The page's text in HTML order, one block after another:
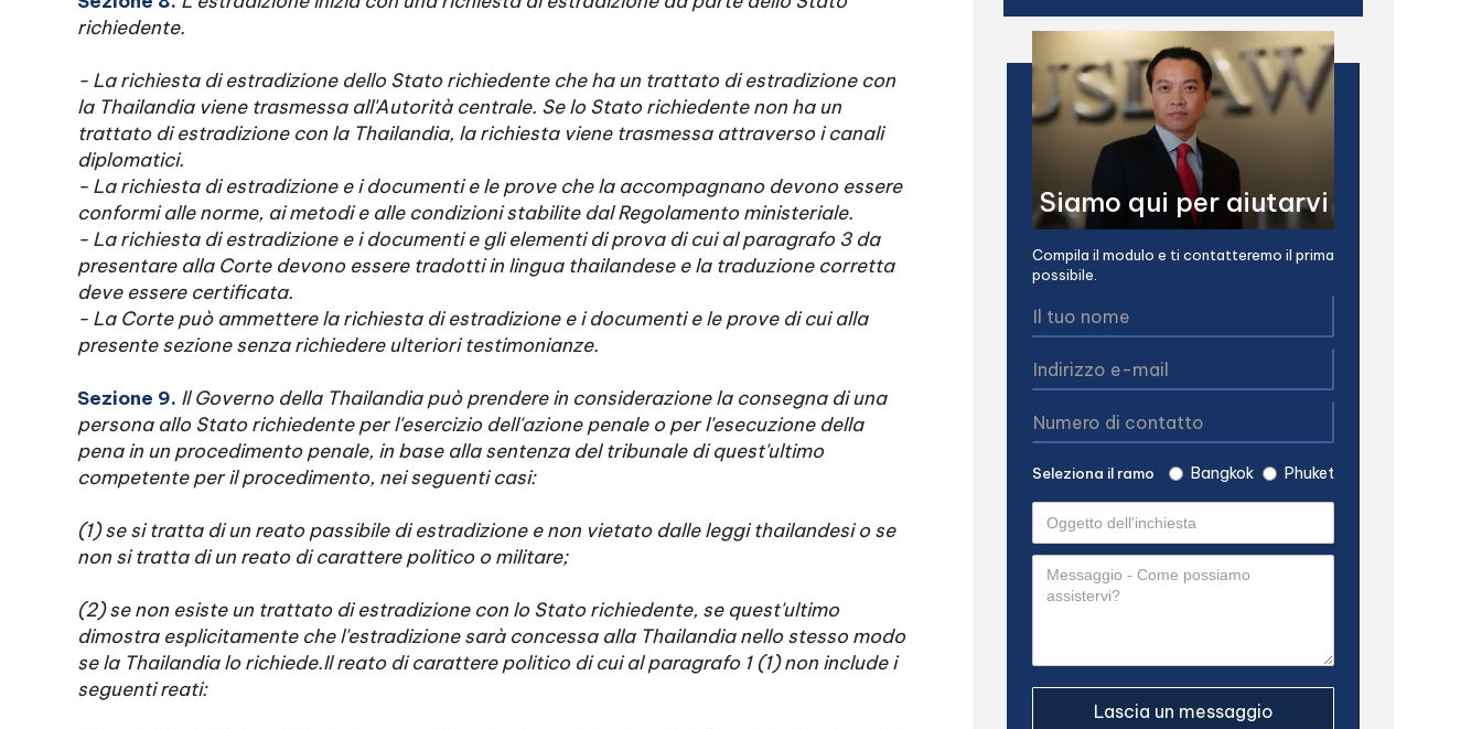
richiedente.
- La richiesta di estradizione dello Stato richiedente che ha un trattato di estradizione con
la Thailandia viene trasmessa all'Autorità centrale. Se lo Stato richiedente non ha un
trattato di estradizione con la Thailandia, la richiesta viene trasmessa attraverso i canali
diplomatici.
- La richiesta di estradizione e i documenti e le prove che la accompagnano devono essere
conformi alle norme, ai metodi e alle condizioni stabilite dal Regolamento ministeriale.
- La richiesta di estradizione e i documenti e gli elementi di prova di cui al paragrafo 3 da
presentare alla Corte devono essere tradotti in lingua thailandese e la traduzione corretta
deve essere certificata.
- La Corte può ammettere la richiesta di estradizione e i documenti e le prove di cui alla
presente sezione senza richiedere ulteriori testimonianze.
Sezione 9. Il Governo della Thailandia può prendere in considerazione la consegna di una
persona allo Stato richiedente per l'esercizio dell'azione penale o per l'esecuzione della
pena in un procedimento penale, in base alla sentenza del tribunale di quest'ultimo
competente per il procedimento, nei seguenti casi:
(1) se si tratta di un reato passibile di estradizione e non vietato dalle leggi thailandesi o se
non si tratta di un reato di carattere politico o militare;
(2) se non esiste un trattato di estradizione con lo Stato richiedente, se quest'ultimo
dimostra esplicitamente che l'estradizione sarà concessa alla Thailandia nello stesso modo
se la Thailandia lo richiede.Il reato di carattere politico di cui al paragrafo 1 (1) non include i
seguenti reati:
Siamo qui per aiutarvi
Compila il modulo e ti contatteremo il prima
possibile.
Seleziona il ramo Bangkok Phuket